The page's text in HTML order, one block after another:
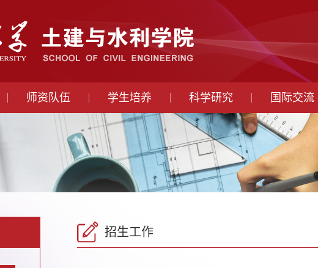
师资队伍 学生培养 科学研究 国际交流
招生工作